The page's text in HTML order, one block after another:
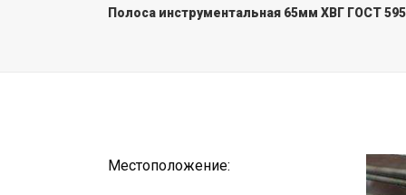
Полоса инструментальная 65мм ХВГ ГОСТ
Местоположение: